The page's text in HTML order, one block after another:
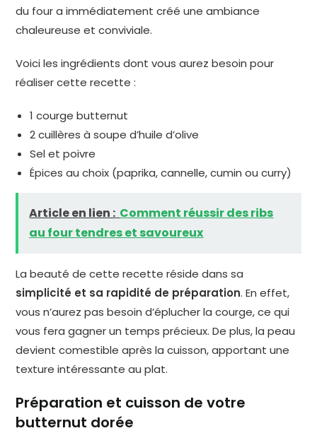
du four a immédiatement créé une ambiance
chaleureuse et conviviale.
Voici les ingrédients dont vous aurez besoin pour
réaliser cette recette :
1 courge butternut
2 cuillères à soupe d’huile d’olive
Sel et poivre
Épices au choix (paprika, cannelle, cumin ou curry)
Article en lien : Comment réussir des ribs
au four tendres et savoureux
La beauté de cette recette réside dans sa
simplicité et sa rapidité de préparation. En effet,
vous n’aurez pas besoin d’éplucher la courge, ce qui
vous fera gagner un temps précieux. De plus, la peau
devient comestible après la cuisson, apportant une
texture intéressante au plat.
Préparation et cuisson de votre
butternut dorée